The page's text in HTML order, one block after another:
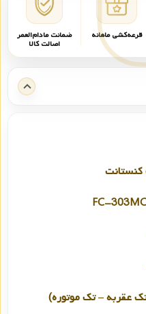
قرعه‌کشی ماهانه ضمانت مادام‌العمر
اصالت کالا
FC-
عقربه – تک موتوره)